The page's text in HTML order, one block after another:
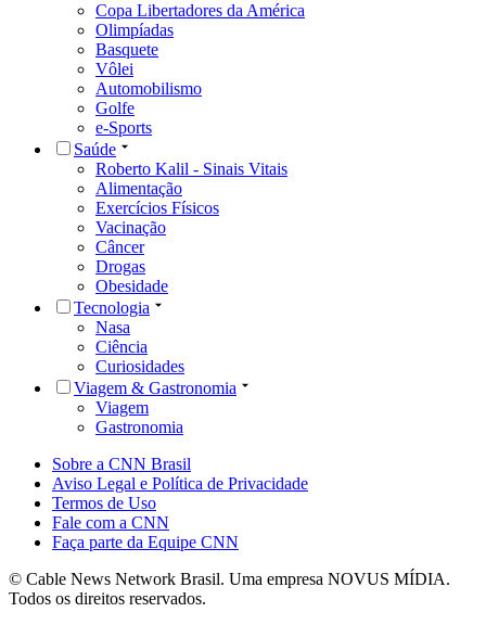
Copa Libertadores da América
Olimpíadas
Basquete
Vôlei
Automobilismo
Golfe
e-Sports
Saúde
Roberto Kalil - Sinais Vitais
Alimentação
Exercícios Físicos
Vacinação
Câncer
Drogas
Obesidade
Tecnologia
Nasa
Ciência
Curiosidades
Viagem & Gastronomia
Viagem
Gastronomia
Sobre a CNN Brasil
Aviso Legal e Política de Privacidade
Termos de Uso
Fale com a CNN
Faça parte da Equipe CNN
© Cable News Network Brasil. Uma empresa NOVUS MÍDIA.
Todos os direitos reservados.